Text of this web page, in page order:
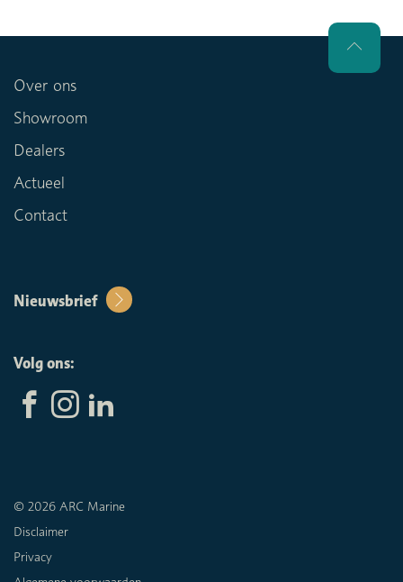
Over ons
Showroom
Dealers
Actueel
Contact
Nieuwsbrief
Volg ons:
© 2026 ARC Marine
Disclaimer
Privacy